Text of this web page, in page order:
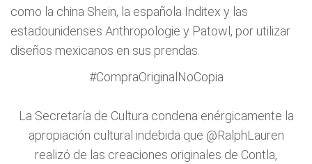
como la china Shein, la española Inditex y las
estadounidenses Anthropologie y Patowl, por utilizar
diseños mexicanos en sus prendas.
#CompraOriginalNoCopia
La Secretaría de Cultura condena enérgicamente la
apropiación cultural indebida que @RalphLauren
realizó de las creaciones originales de Contla,